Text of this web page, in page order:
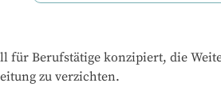
für Berufstätige konzipiert, die
zu verzichten.